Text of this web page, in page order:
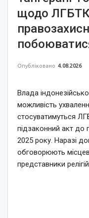
щодо
Опубліковано 4.08.2026
Влада
можливість
стосуватимуться
підзаконний акт до
2025 року. Наразі
обговорюють
представники